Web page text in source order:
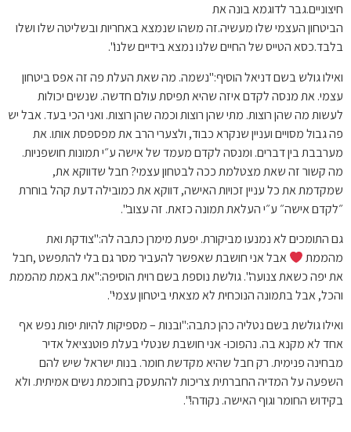
חיצוניים.גבר לדוגמא בונה את
הביטחון העצמי שלו מעשיה.זה משהו שנמצא באחריות ובשליטה שלו ושלו
בלבד.כסא הטייס של החיים שלנו נמצא בידיים שלנו".
ואילו גולש בשם דניאל הוסיף:"נשמה. מה שאת העלת פה זה אפס ביטחון
עצמי. את מנסה לקדם איזה שהיא תפיסת עולם חדשה. שנשים יכולות
לעשות מה שהן רוצות. מתי שהן רוצות וכמה שהן רוצות. ואני הכי בעד. אבל יש
פה גבול מסויים ועניין שנקרא כבוד, ולצערי הרב את מפספסת אותו. את
מערבבת בין דברים. ומנסה לקדם מעמד של אישה ע״י תמונות חושפניות.
מה קשור זה שאת מצטלמת ככה לבטחון עצמי? חבל שדווקא את,
שמקדמת את כל עניין זכויות האישה, דווקא את כמובילה דעת קהל בוחרת
״לקדם אישה״ ע״י העלאת תמונה כזאת. זה עצוב".
גם התומכים לא נמנעו מביקורת. יפעת מימרן כתבה לה:"צודקת ואת
מהממת
אבל אני חושבת שאפשר להעביר מסר גם בלי להתפשט ,חבל
את יפה כשאת צנועה". גולשת נוספת בשם רוית הוסיפה:"את באמת מהממת
והכל, אבל בתמונה הנוכחית לא מצאתי ביטחון עצמי".
ואילו גולשת בשם נטליה כהן כתבה:"ובנות – מספיקות להיות יפות נפש אף
אחד לא מקנא בה. נהפוכו- אני חושבת שנטלי בעלת פוטנציאל אדיר
מבחינה פנימית. רק חבל שהיא מקדשת חומר. בנות ישראל שיש להם
השפעה על המדיה החברתית צריכות להתעסק בחוכמת נשים אמיתית. ולא
בקידוש החומר וגוף האישה. נקודה!".